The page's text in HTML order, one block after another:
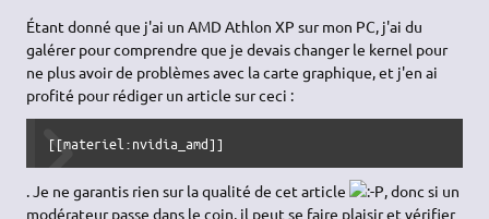
Étant donné que j'ai un AMD Athlon XP sur mon PC, j'ai du
galérer pour comprendre que je devais changer le kernel pour
ne plus avoir de problèmes avec la carte graphique, et j'en ai
profité pour rédiger un article sur ceci :
[[materiel:nvidia_amd]]
. Je ne garantis rien sur la qualité de cet article
, donc si un
modérateur passe dans le coin, il peut se faire plaisir et vérifier